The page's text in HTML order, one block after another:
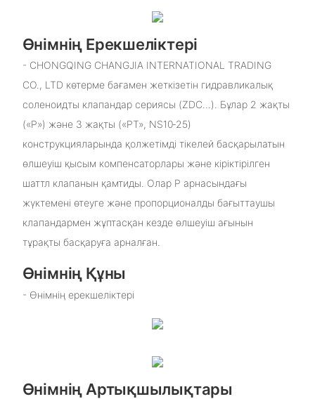
Өнімнің Ерекшеліктері
- CHONGQING CHANGJIA INTERNATIONAL TRADING
CO., LTD көтерме бағамен жеткізетін гидравликалық
соленоидты клапандар сериясы (ZDC...). Бұлар 2 жақты
(«P») және 3 жақты («PT», NS10‑25)
конструкцияларында қолжетімді тікелей басқарылатын
өлшеуіш қысым компенсаторлары және кіріктірілген
шаттл клапанын қамтиды. Олар P арнасындағы
жүктемені өтеуге және пропорционалды бағыттаушы
клапандармен жұптасқан кезде өлшеуіш ағынын
тұрақты басқаруға арналған.
Өнімнің Құны
- Өнімнің ерекшеліктері
Өнімнің Артықшылықтары